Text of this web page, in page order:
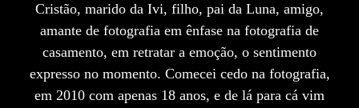
Cristão, marido da Ivi, filho, pai da Luna, amigo,
amante de fotografia em ênfase na fotografia de
casamento, em retratar a emoção, o sentimento
expresso no momento. Comecei cedo na fotografia,
em 2010 com apenas 18 anos, e de lá para cá vim